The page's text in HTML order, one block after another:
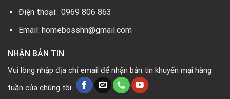
Điện thoại: 0969 806 863
Email: homebosshn@gmail.com
NHẬN BẢN TIN
Vui lòng nhập địa chỉ email để nhận bản tin khuyến mại hàng
tuần của chúng tôi: